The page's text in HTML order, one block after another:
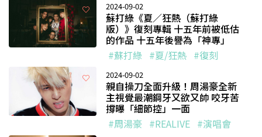
2024-09-02
蘇打綠《夏／狂熱（蘇打綠
版）》復刻專輯 十五年前被低估
的作品 十五年後譽為「神專」
#蘇打綠 #夏/狂熱 #復刻
2024-09-02
親自操刀全面升級！周湯豪全新
主視覺最潮鋼牙又欲又帥 咬牙苦
撐曝「細節控」一面
#周湯豪 #REALIVE #演唱會